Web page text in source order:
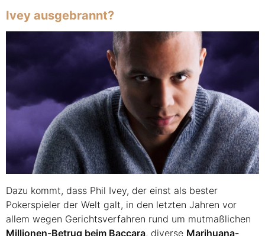
Ivey ausgebrannt?
Dazu kommt, dass Phil Ivey, der einst als bester
Pokerspieler der Welt galt, in den letzten Jahren vor
allem wegen Gerichtsverfahren rund um mutmaßlichen
Millionen-Betrug beim Baccara, diverse Marihuana-